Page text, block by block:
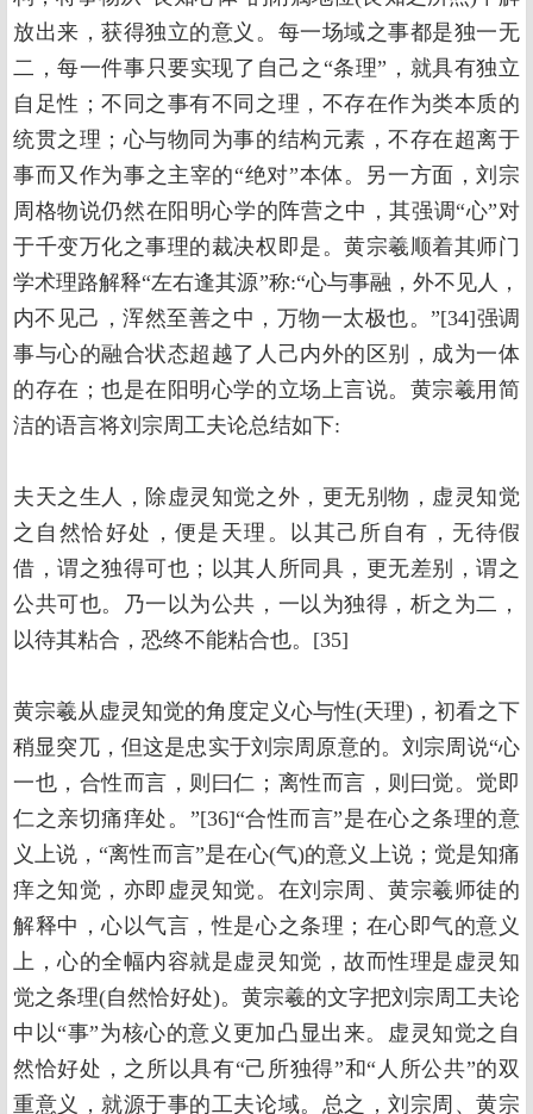
放出来，获得独立的意义。每一场域之事都是独一无
二，每一件事只要实现了自己之“条理”，就具有独立
自足性；不同之事有不同之理，不存在作为类本质的
统贯之理；心与物同为事的结构元素，不存在超离于
事而又作为事之主宰的“绝对”本体。另一方面，刘宗
周格物说仍然在阳明心学的阵营之中，其强调“心”对
于千变万化之事理的裁决权即是。黄宗羲顺着其师门
学术理路解释“左右逢其源”称:“心与事融，外不见人，
内不见己，浑然至善之中，万物一太极也。”[34]强调
事与心的融合状态超越了人己内外的区别，成为一体
的存在；也是在阳明心学的立场上言说。黄宗羲用简
洁的语言将刘宗周工夫论总结如下:
夫天之生人，除虚灵知觉之外，更无别物，虚灵知觉
之自然恰好处，便是天理。以其己所自有，无待假
借，谓之独得可也；以其人所同具，更无差别，谓之
公共可也。乃一以为公共，一以为独得，析之为二，
以待其粘合，恐终不能粘合也。[35]
黄宗羲从虚灵知觉的角度定义心与性(天理)，初看之下
稍显突兀，但这是忠实于刘宗周原意的。刘宗周说“心
一也，合性而言，则曰仁；离性而言，则曰觉。觉即
仁之亲切痛痒处。”[36]“合性而言”是在心之条理的意
义上说，“离性而言”是在心(气)的意义上说；觉是知痛
痒之知觉，亦即虚灵知觉。在刘宗周、黄宗羲师徒的
解释中，心以气言，性是心之条理；在心即气的意义
上，心的全幅内容就是虚灵知觉，故而性理是虚灵知
觉之条理(自然恰好处)。黄宗羲的文字把刘宗周工夫论
中以“事”为核心的意义更加凸显出来。虚灵知觉之自
然恰好处，之所以具有“己所独得”和“人所公共”的双
重意义，就源于事的工夫论域。总之，刘宗周、黄宗